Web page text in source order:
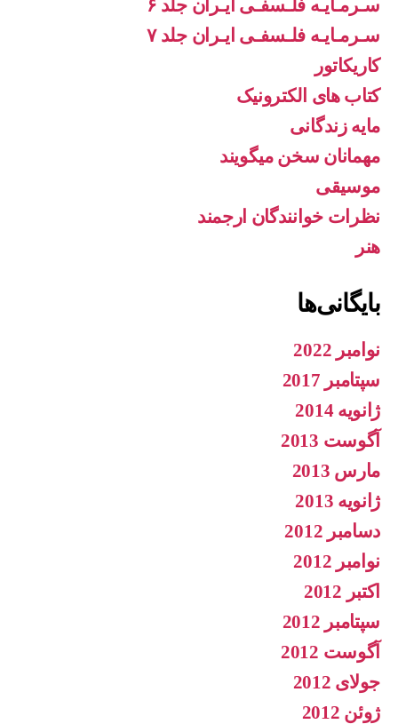
سـرمـایـه فلـسفـی ایـران جلد ۶
سـرمـایـه فلـسفـی ایـران جلد ۷
کاریکاتور
کتاب های الکترونیک
مایه زندگانی
مهمانان سخن میگویند
موسیقی
نظرات خوانندگان ارجمند
هنر
بایگانی‌ها
نوامبر 2022
سپتامبر 2017
ژانویه 2014
آگوست 2013
مارس 2013
ژانویه 2013
دسامبر 2012
نوامبر 2012
اکتبر 2012
سپتامبر 2012
آگوست 2012
جولای 2012
ژوئن 2012